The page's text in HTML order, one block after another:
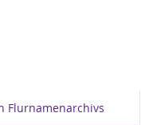
Flurnamenarchivs